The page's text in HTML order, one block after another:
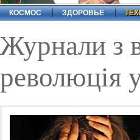
КОСМОС ЗДОРОВЬЕ
Журнали з
революція